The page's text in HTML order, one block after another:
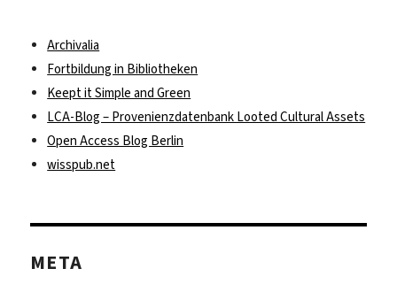
Archivalia
Fortbildung in Bibliotheken
Keept it Simple and Green
LCA-Blog – Provenienzdatenbank Looted Cultural Assets
Open Access Blog Berlin
wisspub.net
META